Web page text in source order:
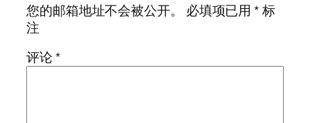
您的邮箱地址不会被公开。
必填项已用*标
注
评论*